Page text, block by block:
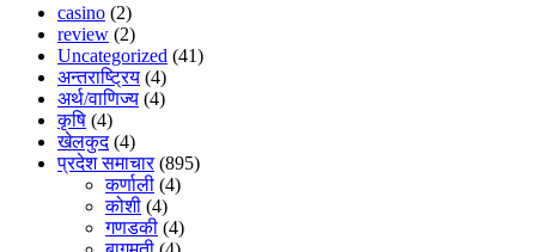
casino (2)
review (2)
Uncategorized (41)
अन्तराष्ट्रिय (4)
अर्थ/वाणिज्य (4)
कृषि (4)
खेलकुद(4)
प्रदेश समाचार(895)
कर्णाली (4)
कोशी (4)
गणडकी (4)